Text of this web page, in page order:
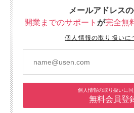
メールアドレス
開業までのサポート が完全無
個人情報の取り扱いに
個人情報の取り扱いに
無料会員登